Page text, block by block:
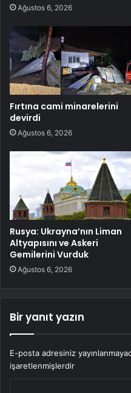
Ağustos 6, 2026
Fırtına cami minarelerini
devirdi
Ağustos 6, 2026
Rusya: Ukrayna’nın Liman
Altyapısını ve Askeri
Gemilerini Vurduk
Ağustos 6, 2026
Bir yanıt yazın
E-posta adresiniz
işaretlenmişlerdir